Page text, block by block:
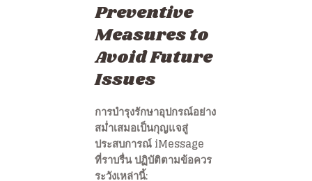
Preventive
Measures to
Avoid Future
Issues
การบำรุงรักษาอุปกรณ์อย่าง
สม่ำเสมอเป็นกุญแจสู่
ประสบการณ์ iMessage
ที่ราบรื่น ปฏิบัติตามข้อควร
ระวังเหล่านี้: